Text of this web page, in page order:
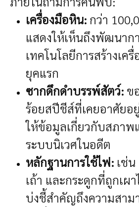
เครื่องมือหิน: กว่า
แสดงให้เห็นถึงพัฒนาก
เทคโนโลยีการสร้างเค
ยุคแรก
ซากดึกดำบรรพ์สัตว์: ข
ร้อยสปีชีส์ที่เคยอาศัยอ
ให้ข้อมูลเกี่ยวกับสภาพ
ระบบนิเวศในอดีต
หลักฐานการใช้ไฟ: เช่
เถ้า และกระดูกที่ถูกเผ
บ่งชี้สำคัญถึงความสาม